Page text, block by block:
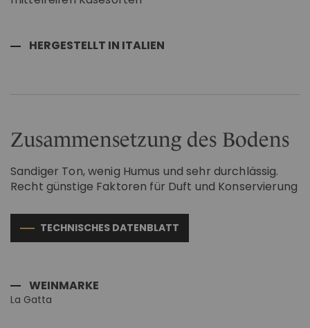
HERGESTELLT IN ITALIEN
Zusammensetzung des Bodens
Sandiger Ton, wenig Humus und sehr durchlässig.
Recht günstige Faktoren für Duft und Konservierung
TECHNISCHES DATENBLATT
WEINMARKE
La Gatta